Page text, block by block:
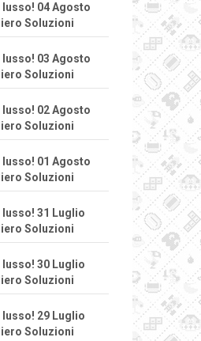
lusso! 04 Agosto
Soluzioni
lusso! 03 Agosto
Soluzioni
lusso! 02 Agosto
Soluzioni
lusso! 01 Agosto
Soluzioni
lusso! 31 Luglio
Soluzioni
lusso! 30 Luglio
Soluzioni
lusso! 29 Luglio
Soluzioni